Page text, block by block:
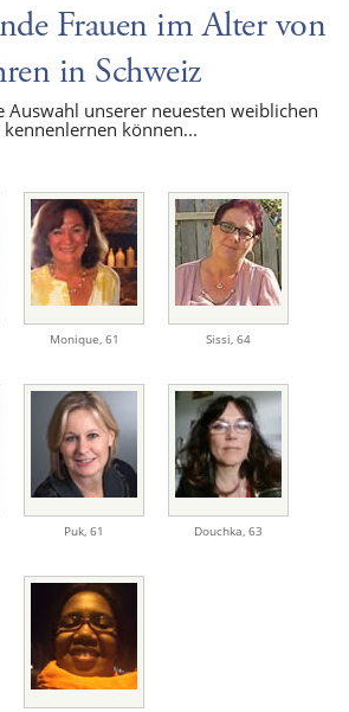
Frauen im Alter von
in Schweiz
Auswahl unserer neuesten weiblichen
können...
Monique 61 Sissi 64
Puk 61 Douchka 63